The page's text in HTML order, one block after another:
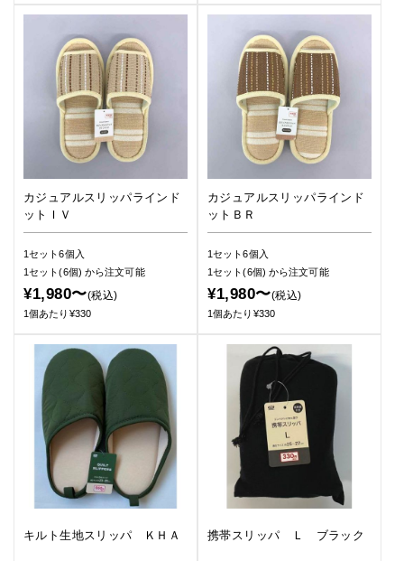
カジュアルスリッパラインド
ットＩＶ
1セット6個入
1セット(6個) から注文可能
¥1,980〜(税込)
1個あたり¥330
カジュアルスリッパラインド
ットＢＲ
1セット6個入
1セット(6個) から注文可能
¥1,980〜(税込)
1個あたり¥330
キルト生地スリッパ ＫＨＡ 携帯スリッパ Ｌ ブラック